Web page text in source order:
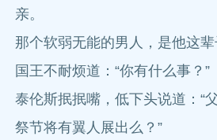
亲。
那个软弱无能的男人，是他这辈
国王不耐烦道：“你有什么事？”
泰伦斯抿抿嘴，低下头说道：“
祭节将有翼人展出么？”